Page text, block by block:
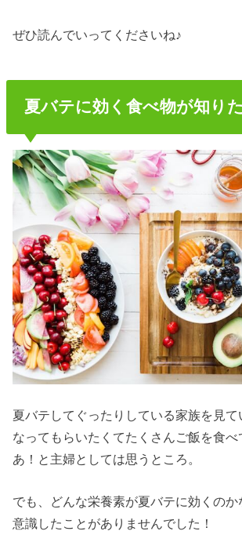
ぜひ読んでいってくださいね♪
夏バテに効く食べ物が知り
夏バテしてぐったりしている家族を見て
なってもらいたくてたくさんご飯を食べ
あ！と主婦としては思うところ。
でも、どんな栄養素が夏バテに効くの
意識したことがありませんでした！